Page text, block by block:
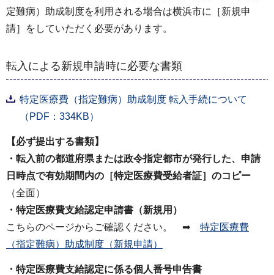
定難病）助成制度を利用される場合は横浜市に［新規申
請］をしていただく必要があります。
転入による新規申請時に必要な書類
特定医療費（指定難病）助成制度 転入手続について
（PDF：334KB）
【必ず提出する書類】
・転入前の都道府県または政令指定都市が発行した、申請
日時点で有効期間内の［特定医療費受給者証］のコピー
（全面）
・特定医療費支給認定申請書（新規用）
こちらのページからご確認ください。 ➡ 特定医療費
（指定難病）助成制度（新規申請）
・特定医療費支給認定に係る個人番号申告書